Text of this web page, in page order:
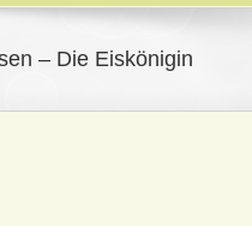
– Die Eiskönigin